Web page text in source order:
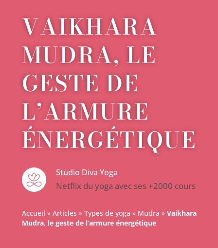
VAIKHARA
MUDRA, LE
GESTE DE
L’ARMURE
ÉNERGÉTIQUE
Studio Diva Yoga
Netflix du yoga avec ses +2000 cours
Accueil » Articles » Types de yoga » Mudra » Vaikhara
Mudra, le geste de l’armure énergétique